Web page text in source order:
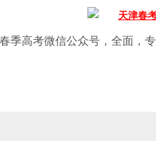
季高考微信公众号，全面，